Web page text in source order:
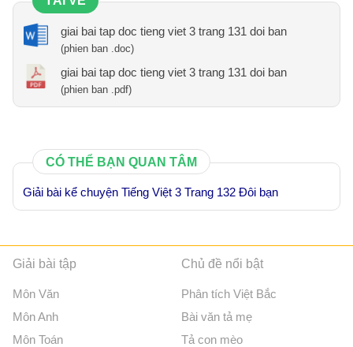
giai bai tap doc tieng viet 3 trang 131 doi ban
(phien ban .doc)
giai bai tap doc tieng viet 3 trang 131 doi ban
(phien ban .pdf)
CÓ THỂ BẠN QUAN TÂM
Giải bài kể chuyện Tiếng Việt 3 Trang 132 Đôi bạn
Giải bài tập
Môn Văn
Môn Anh
Môn Toán
Chủ đề nổi bật
Phân tích Việt Bắc
Bài văn tả mẹ
Tả con mèo